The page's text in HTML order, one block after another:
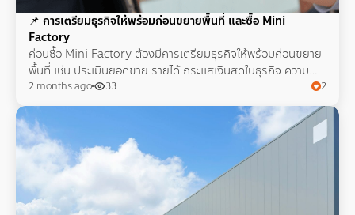
📌 การเตรียมธุรกิจให้พร้อมก่อนขยายพื้นที่ และซื้อ Mini
Factory
ก่อนซื้อ Mini Factory ต้องมีการเตรียมธุรกิจให้พร้อมก่อนขยาย
พื้นที่ เช่น ประเมินยอดขาย รายได้ กระแสเงินสดในธุรกิจ ความ
เหมาะสมของโรงงานที่จะซื้อ ความน่าเชื่อถือ
2 months ago 33 2